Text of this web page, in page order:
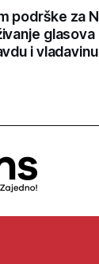
podrške za
i